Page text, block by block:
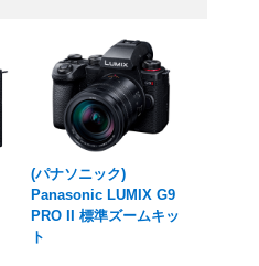
(パナソニック)
Panasonic LUMIX G9
PRO II 標準ズームキッ
ト